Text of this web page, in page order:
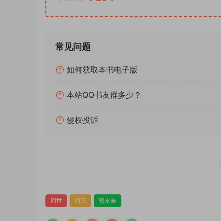
常见问题
如何获取本书电子版
本站QQ书友群多少？
侵权投诉
周世 周汉 郭永秉